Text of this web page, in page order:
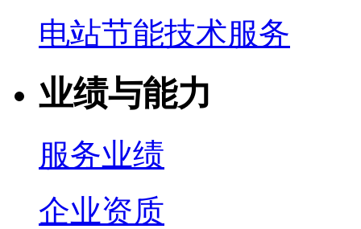
电站节能技术服务
业绩与能力
服务业绩
企业资质